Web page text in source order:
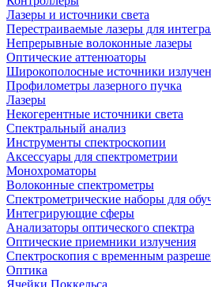
Лазеры и источники света
Перестраиваемые лазеры для
Непрерывные волоконные лазеры
Оптические аттенюаторы
Широкополосные источники
Профилометры лазерного пучка
Лазеры
Некогерентные источники света
Спектральный анализ
Инструменты спектроскопии
Аксессуары для спектрометрии
Монохроматоры
Волоконные спектрометры
Спектрометрические наборы для
Интегрирующие сферы
Анализаторы оптического спектра
Оптические приемники излучения
Спектроскопия с временным
Оптика
Ячейки Поккельса